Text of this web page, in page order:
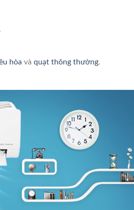
hòa và quạt thông thường.